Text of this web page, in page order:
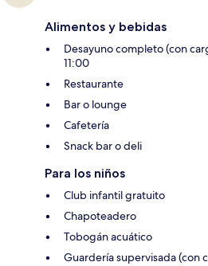
Alimentos y bebidas
Desayuno completo (con
11:00
Restaurante
Bar o lounge
Cafetería
Snack bar o deli
Para los niños
Club infantil gratuito
Chapoteadero
Tobogán acuático
Guardería supervisada (con